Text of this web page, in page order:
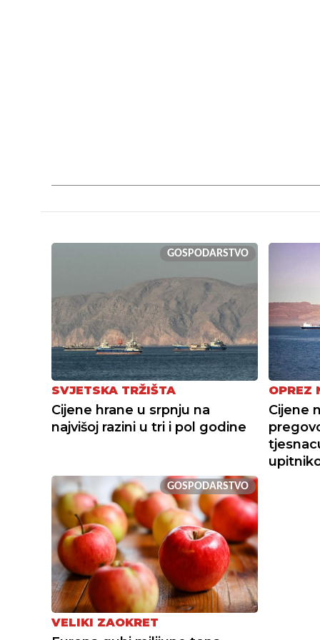
GOSPODARSTVO
SVJETSKA TRŽIŠTA
Cijene hrane u srpnju na
najvišoj razini u tri i pol godine
OPREZ
Cijene
GOSPODARSTVO
VELIKI ZAOKRET